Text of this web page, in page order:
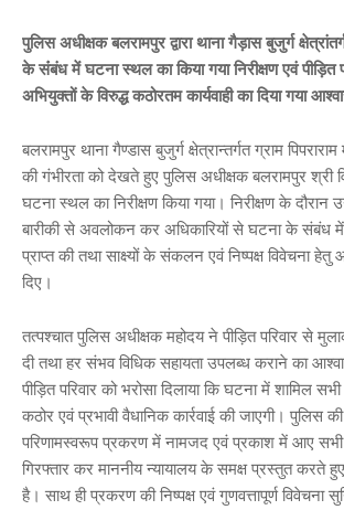
पुलिस अधीक्षक बलरामपुर द्वारा थाना गैड़ास बुजुर्ग
के संंबंध में घटना स्थल का किया गया निरीक्षण एवं पीड़ित
अभियुक्तों के विरुद्ध कठोरतम कार्यवाही का दिया गया
बलरामपुर थाना गैण्डास बुजुर्ग क्षेत्रान्तर्गत ग्राम
की गंभीरता को देखते हुए पुलिस अधीक्षक बलरामपुर श्री
घटना स्थल का निरीक्षण किया गया। निरीक्षण के दौरान
बारीकी से अवलोकन कर अधिकारियों से घटना के संबंध में
प्राप्त की तथा साक्ष्यों के संकलन एवं निष्पक्ष विवेचना हेतु
दिए।
तत्पश्चात पुलिस अधीक्षक महोदय ने पीड़ित परिवार से
दी तथा हर संभव विधिक सहायता उपलब्ध कराने का
पीड़ित परिवार को भरोसा दिलाया कि घटना में शामिल
कठोर एवं प्रभावी वैधानिक कार्रवाई की जाएगी। पुलिस
परिणामस्वरूप प्रकरण में नामजद एवं प्रकाश में आए सभी
गिरफ्तार कर माननीय न्यायालय के समक्ष प्रस्तुत करते
है। साथ ही प्रकरण की निष्पक्ष एवं गुणवत्तापूर्ण विवेचना